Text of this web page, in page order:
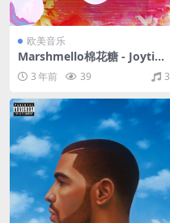
欧美音乐
Marshmello棉花糖 - Joytim
e II（2018/FLAC/分轨/252
M）3 年前 39 3